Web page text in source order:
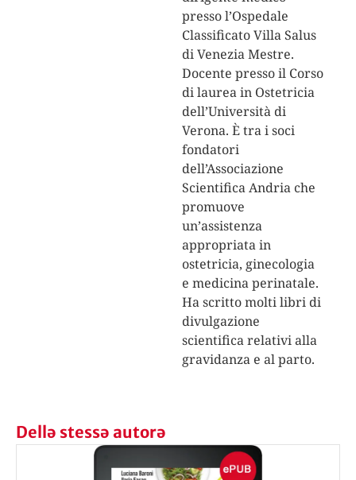
presso l’Ospedale
Classificato Villa Salus
di Venezia Mestre.
Docente presso il Corso
di laurea in Ostetricia
dell’Università di
Verona. È tra i soci
fondatori
dell’Associazione
Scientifica Andria che
promuove
un’assistenza
appropriata in
ostetricia, ginecologia
e medicina perinatale.
Ha scritto molti libri di
divulgazione
scientifica relativi alla
gravidanza e al parto.
Dellə stessə autorə